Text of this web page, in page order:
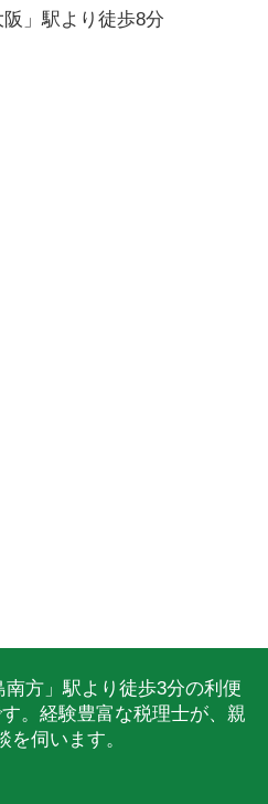
」駅より徒歩8分
方」駅より徒歩3分の利便
。経験豊富な税理士が、親
を伺います。